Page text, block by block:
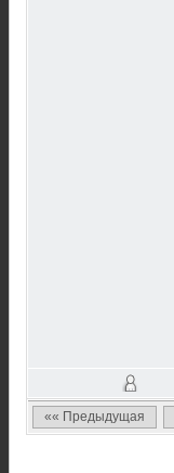
«« Предыдущая